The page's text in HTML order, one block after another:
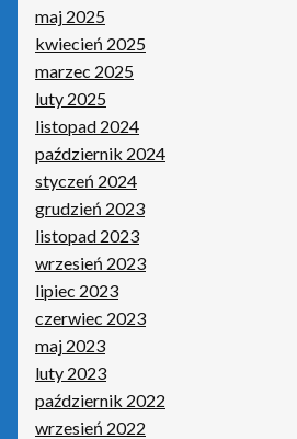
maj 2025
kwiecień 2025
marzec 2025
luty 2025
listopad 2024
październik 2024
styczeń 2024
grudzień 2023
listopad 2023
wrzesień 2023
lipiec 2023
czerwiec 2023
maj 2023
luty 2023
październik 2022
wrzesień 2022